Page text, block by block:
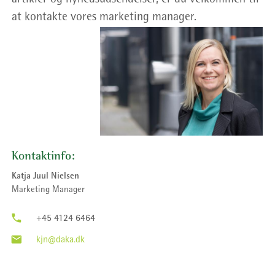
at kontakte vores marketing manager.
Kontaktinfo:
Katja Juul Nielsen
Marketing Manager
phone +45 4124 6464
email kjn@daka.dk